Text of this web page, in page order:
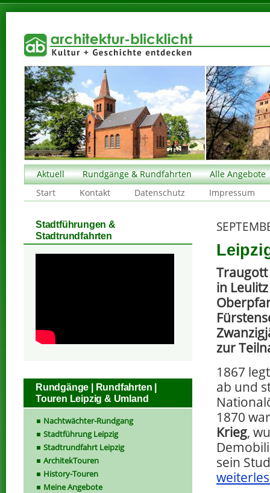
Aktuell Rundgänge & Rundfahrten
Alle Angebote
Start
Kontakt Datenschutz Impressum
Traugott
in
zur
1867
ab und
1870
Krieg,
sein
Stadtführungen &
Stadtrundfahrten
Rundgänge | Rundfahrten |
Touren Leipzig & Umland
Nachtwächter-Rundgang
Stadtführung Leipzig
Stadtrundfahrt Leipzig
ArchitekTouren
History-Touren
Meine Angebote